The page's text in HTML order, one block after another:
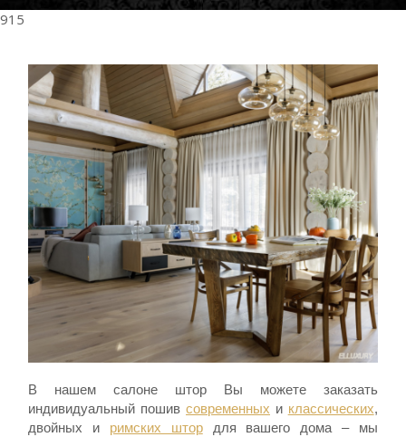
915
В нашем салоне штор Вы можете заказать
индивидуальный пошив современных и классических,
двойных и римских штордля вашего дома – мы